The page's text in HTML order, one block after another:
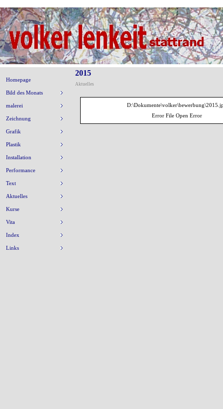
Homepage
Bild des Monats
malerei
Zeichnung
Grafik
Plastik
Installation
Performance
Text
Aktuelles
Kurse
Vita
Index
Links
2015
Aktuelles
Error File Open Error